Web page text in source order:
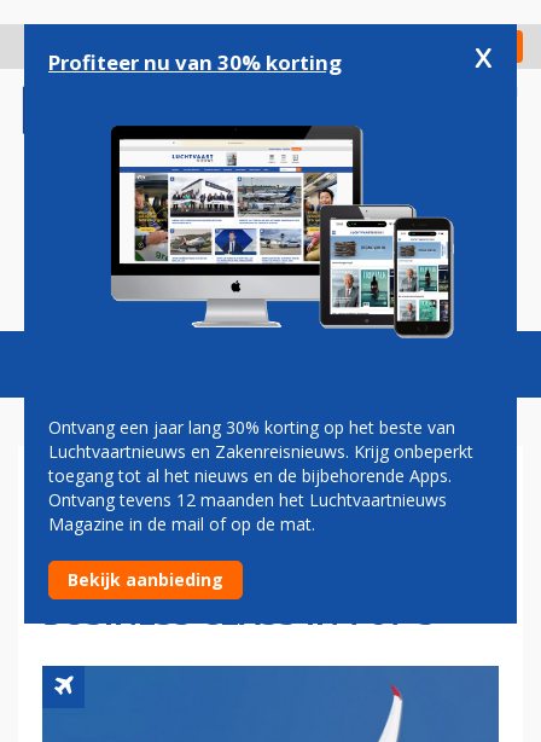
gaan
Check in
Magazine Podcasts Vacatures
VIRGIN ATLANTIC GAAT VOOR
MEER PREMIUM,
INTRODUCEERT NIEUWE
BUSINESS CLASS IN 787'S
Profiteer nu van 30% korting x
Ontvang een jaar lang 30% korting op het beste van
Luchtvaartnieuws en Zakenreisnieuws. Krijg onbeperkt
toegang tot al het nieuws en de bijbehorende Apps.
Ontvang tevens 12 maanden het Luchtvaartnieuws
Magazine in de mail of op de mat.
Bekijk aanbieding